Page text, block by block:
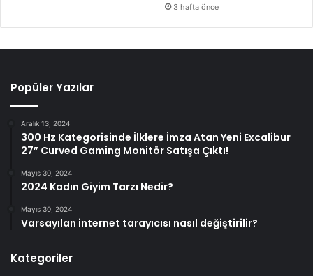
3 hafta önce
Popüler Yazılar
Aralık 13, 2024
300 Hz Kategorisinde İlklere İmza Atan Yeni Excalibur
27” Curved Gaming Monitör Satışa Çıktı!
Mayıs 30, 2024
2024 Kadın Giyim Tarzı Nedir?
Mayıs 30, 2024
Varsayılan internet tarayıcısı nasıl değiştirilir?
Kategoriler